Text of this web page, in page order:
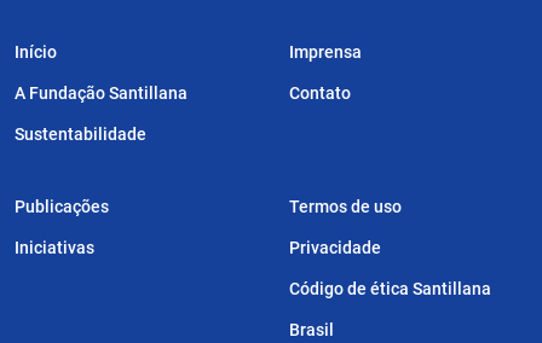
Início
A Fundação Santillana
Sustentabilidade
Publicações
Iniciativas
Imprensa
Contato
Termos de uso
Privacidade
Código de ética Santillana
Brasil